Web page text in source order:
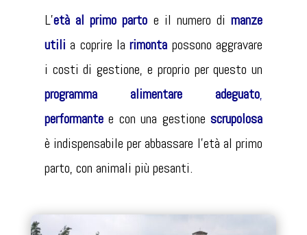
L’età al primo parto e il numero dimanze
utili a coprire larimonta possono aggravare
i costi di gestione, e proprio per questo un
programma alimentare adeguato,
performantee con una gestione scrupolosa
è indispensabile per abbassare l’età al primo
parto, con animali più pesanti.